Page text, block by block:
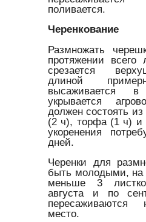
поливается.
Черенкование
Размножать
протяжении всего
срезается
длиной
высаживается
укрывается
должен состоять
(2 ч), торфа (1 ч) и
укоренения
дней.
Черенки для
быть молодыми, на
меньше 3
августа и по
пересаживаются
место.